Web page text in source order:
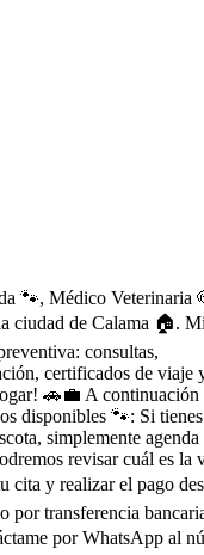
🐾, Médico Veterinaria
ciudad de Calama 🏠.
consultas,
certificados de viaje
🚗💼 A continuación
disponibles 🐾: Si
simplemente agenda
revisar cuál es la
cita y realizar el pago
por transferencia
por WhatsApp al